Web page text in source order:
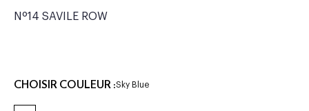
Nº14 SAVILE ROW
CHOISIR COULEUR :Sky Blue